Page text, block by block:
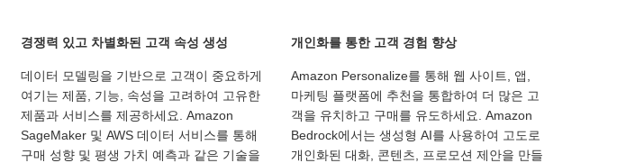
경쟁력 있고 차별화된 고객 속성 생성
데이터 모델링을 기반으로 고객이 중요하게
여기는 제품, 기능, 속성을 고려하여 고유한
제품과 서비스를 제공하세요. Amazon
SageMaker 및 AWS 데이터 서비스를 통해
구매 성향 및 평생 가치 예측과 같은 기술을
개인화를 통한 고객 경험 향상
Amazon Personalize를 통해 웹 사이트, 앱,
마케팅 플랫폼에 추천을 통합하여 더 많은 고
객을 유치하고 구매를 유도하세요. Amazon
Bedrock에서는 생성형 AI를 사용하여 고도로
개인화된 대화, 콘텐츠, 프로모션 제안을 만들